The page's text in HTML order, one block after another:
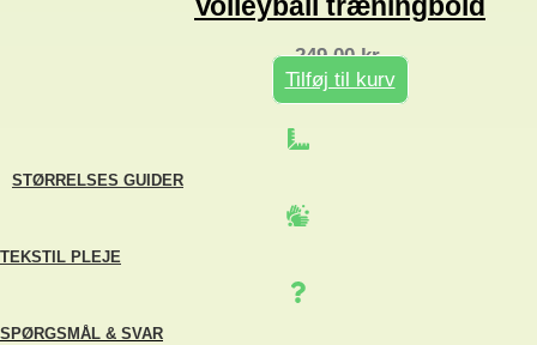
Volleyball træningbold
249,00kr.
Tilføj til kurv
STØRRELSES GUIDER
TEKSTIL PLEJE
SPØRGSMÅL & SVAR